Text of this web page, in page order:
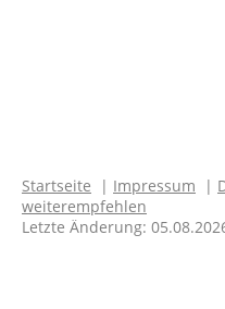
Startseite | Impressum |
weiterempfehlen
Letzte Änderung: